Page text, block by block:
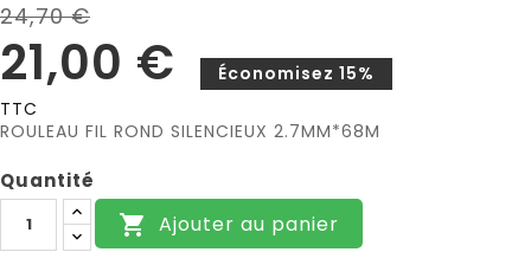
24,70 €
21,00 €
Économisez 15%
TTC
ROULEAU FIL ROND SILENCIEUX 2.7MM*68M
Quantité
 Ajouter au panier